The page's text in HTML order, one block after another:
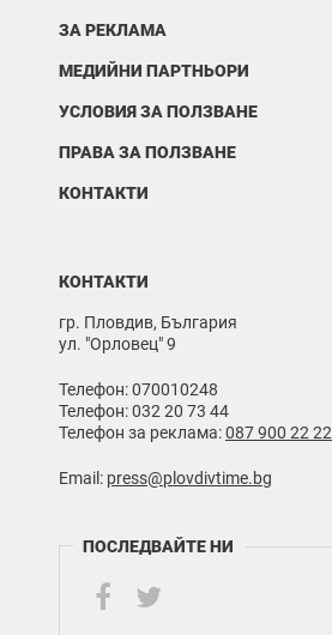
ЗА РЕКЛАМА
МЕДИЙНИ ПАРТНЬОРИ
УСЛОВИЯ ЗА ПОЛЗВАНЕ
ПРАВА ЗА ПОЛЗВАНЕ
КОНТАКТИ
КОНТАКТИ
гр. Пловдив, България
ул. "Орловец" 9
Телефон: 070010248
Телефон: 032 20 73 44
Телефон за реклама:087 900 22 22
Email: press@plovdivtime.bg
ПОСЛЕДВАЙТЕ НИ